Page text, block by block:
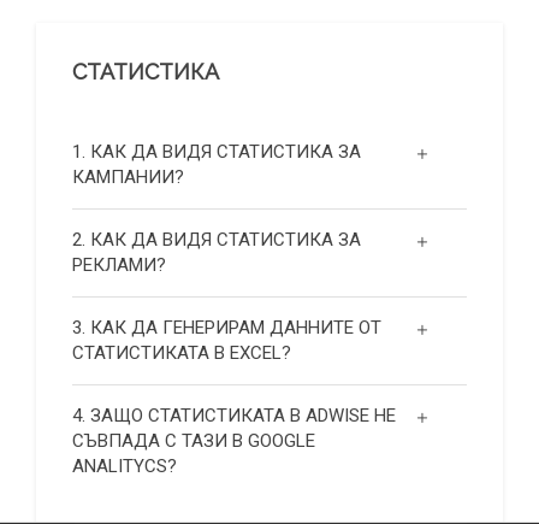
СТАТИСТИКА
1. КАК ДА ВИДЯ СТАТИСТИКА ЗА
КАМПАНИИ?
2. КАК ДА ВИДЯ СТАТИСТИКА ЗА
РЕКЛАМИ?
3. КАК ДА ГЕНЕРИРАМ ДАННИТЕ ОТ
СТАТИСТИКАТА В EXCEL?
4. ЗАЩО СТАТИСТИКАТА В ADWISE НЕ
СЪВПАДА С ТАЗИ В GOOGLE
ANALITYCS?